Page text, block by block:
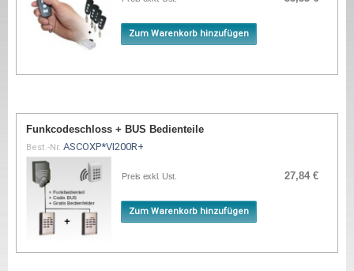
Zum Warenkorb hinzufügen
Funkcodeschloss + BUS Bedienteile
Best.-Nr. ASCOXP*VI200R+
Preis exkl. Ust. 27,84 €
Zum Warenkorb hinzufügen